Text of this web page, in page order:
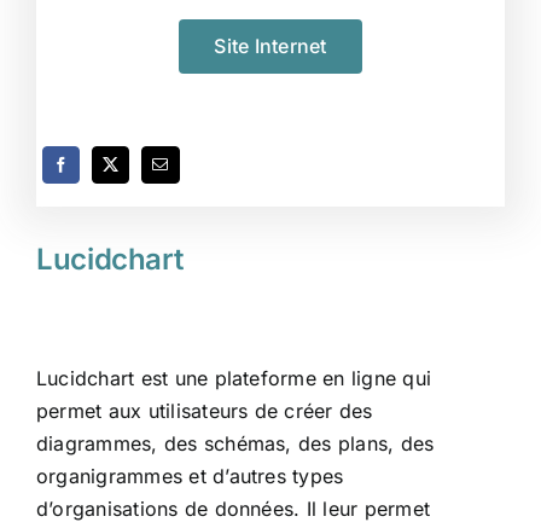
Site Internet
Lucidchart
Lucidchart est une plateforme en ligne qui
permet aux utilisateurs de créer des
diagrammes, des schémas, des plans, des
organigrammes et d’autres types
d’organisations de données. Il leur permet